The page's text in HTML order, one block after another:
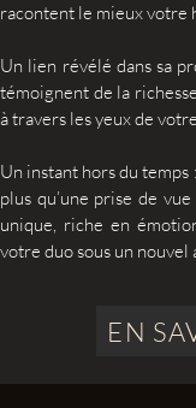
racontent le mieux votre
Un lien révélé dans sa
témoignent de la
à travers les yeux de
Un instant hors du temps :
plus qu’une prise de
unique, riche en
votre duo sous un nouvel
EN